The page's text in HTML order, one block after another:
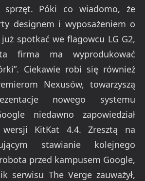
Póki co wiadomo, że
designem i wyposażeniem o
spotkać we flagowcu LG G2,
firma ma wyprodukować
Ciekawie robi się również
Nexusów, towarzyszą
nowego systemu
niedawno zapowiedział
wersji KitKat 4.4. Zresztą na
stawianie kolejnego
przed kampusem Google,
serwisu The Verge zauważył,